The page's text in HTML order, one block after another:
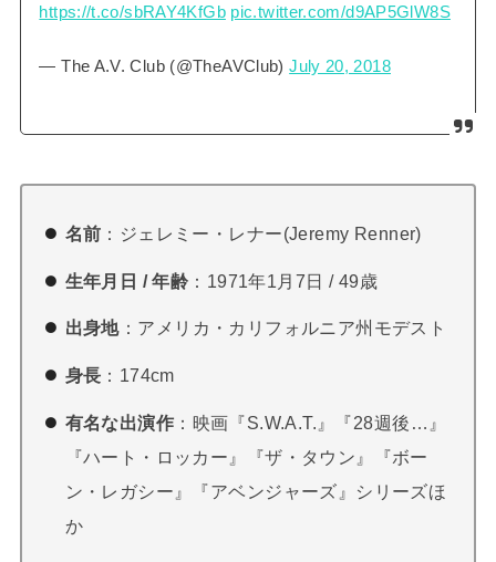
https://t.co/sbRAY4KfGb pic.twitter.com/d9AP5GlW8S
— The A.V. Club (@TheAVClub)July 20, 2018
名前 ：ジェレミー・レナー(Jeremy Renner)
生年月日 / 年齢 ：1971年1月7日 / 49歳
出身地：アメリカ・カリフォルニア州モデスト
身長 ：174cm
有名な出演作 ：映画『S.W.A.T.』『28週後…』
『ハート・ロッカー』『ザ・タウン』『ボー
ン・レガシー』『アベンジャーズ』シリーズほ
か